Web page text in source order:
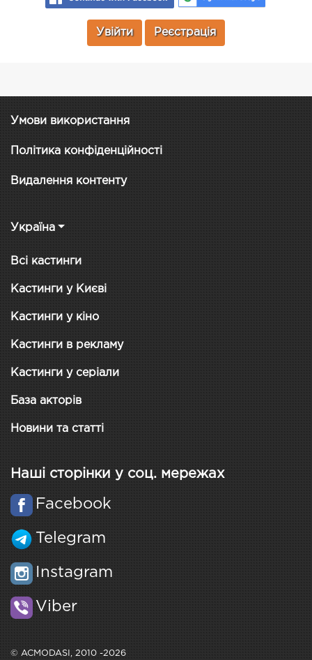
Увійти Реєстрація
Умови використання
Політика конфіденційності
Видалення контенту
Україна
Всі кастинги
Кастинги у Києві
Кастинги у кіно
Кастинги в рекламу
Кастинги у серіали
База акторів
Новини та статті
Наші сторінки у соц. мережах
Facebook
Telegram
Instagram
Viber
© ACMODASI, 2010 -2026